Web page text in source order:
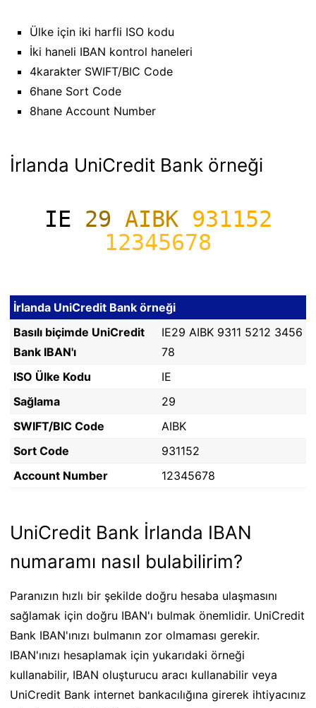
Ülke için iki harfli ISO kodu
İki haneli IBAN kontrol haneleri
4karakter SWIFT/BIC Code
6hane Sort Code
8hane Account Number
İrlanda UniCredit Bank örneği
IE 29 AIBK 931152
12345678
İrlanda UniCredit Bank örneği
Basılı biçimde UniCredit
Bank IBAN'ı
IE29 AIBK 9311 5212 3456
78
ISO Ülke Kodu
IE
Sağlama
29
SWIFT/BIC Code
AIBK
Sort Code
931152
Account Number
12345678
UniCredit Bank İrlanda IBAN
numaramı nasıl bulabilirim?
Paranızın hızlı bir şekilde doğru hesaba ulaşmasını
sağlamak için doğru IBAN'ı bulmak önemlidir. UniCredit
Bank IBAN'ınızı bulmanın zor olmaması gerekir.
IBAN'ınızı hesaplamak için yukarıdaki örneği
kullanabilir, IBAN oluşturucu aracı kullanabilir veya
UniCredit Bank internet bankacılığına girerek ihtiyacınız